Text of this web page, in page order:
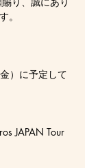
。
）に予定して
JAPAN Tour